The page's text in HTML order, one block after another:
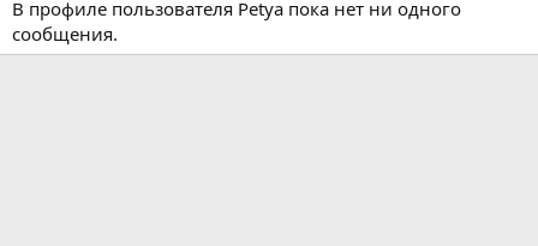
В профиле пользователя Petya пока нет ни одного
сообщения.